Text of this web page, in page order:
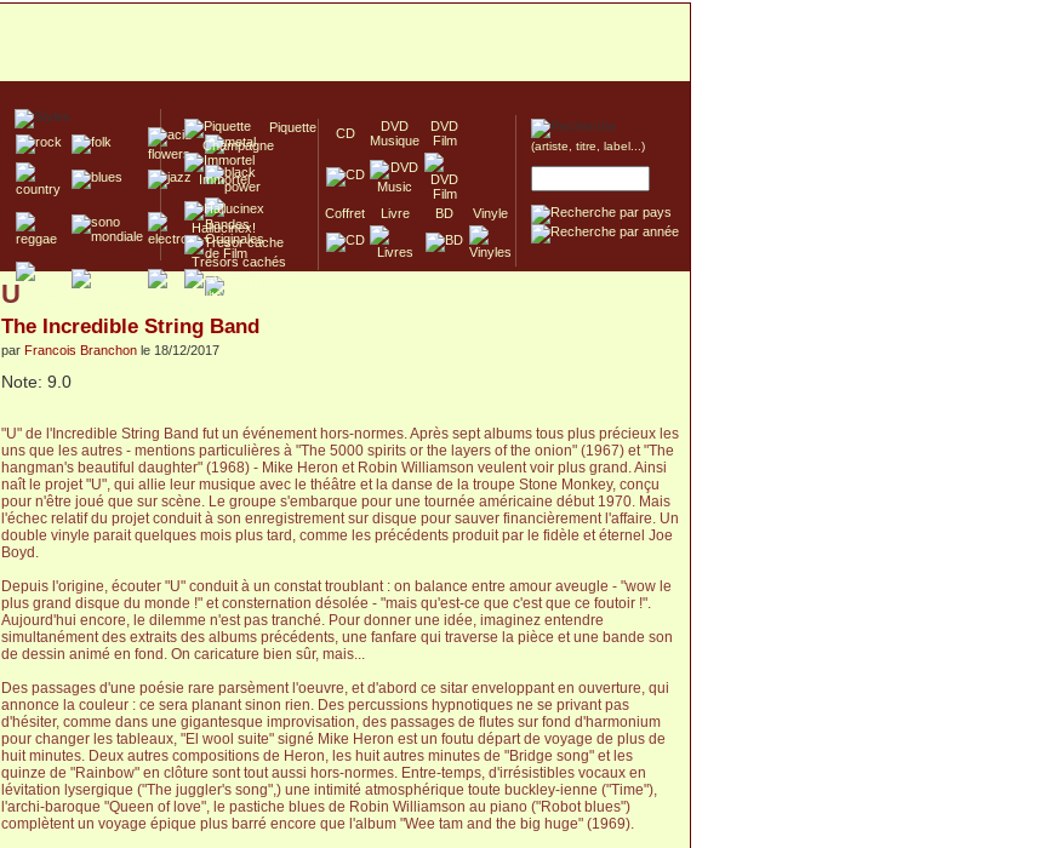
Piquette
Champagne
Immortel
Hallucinex!
Trésors cachés
Culte/Collector
CD
DVD
Musique
DVD
Film
Coffret Livre BD Vinyle
(artiste, titre, label...)
U
The Incredible String Band
par Francois Branchon le 18/12/2017
Note: 9.0
"U" de l'Incredible String Band fut un événement hors-normes. Après sept albums tous plus précieux les
uns que les autres - mentions particulières à "The 5000 spirits or the layers of the onion" (1967) et "The
hangman's beautiful daughter" (1968) - Mike Heron et Robin Williamson veulent voir plus grand. Ainsi
naît le projet "U", qui allie leur musique avec le théâtre et la danse de la troupe Stone Monkey, conçu
pour n'être joué que sur scène. Le groupe s'embarque pour une tournée américaine début 1970. Mais
l'échec relatif du projet conduit à son enregistrement sur disque pour sauver financièrement l'affaire. Un
double vinyle parait quelques mois plus tard, comme les précédents produit par le fidèle et éternel Joe
Boyd.
Depuis l'origine, écouter "U" conduit à un constat troublant : on balance entre amour aveugle - "wow le
plus grand disque du monde !" et consternation désolée - "mais qu'est-ce que c'est que ce foutoir !".
Aujourd'hui encore, le dilemme n'est pas tranché. Pour donner une idée, imaginez entendre
simultanément des extraits des albums précédents, une fanfare qui traverse la pièce et une bande son
de dessin animé en fond. On caricature bien sûr, mais...
Des passages d'une poésie rare parsèment l'oeuvre, et d'abord ce sitar enveloppant en ouverture, qui
annonce la couleur : ce sera planant sinon rien. Des percussions hypnotiques ne se privant pas
d'hésiter, comme dans une gigantesque improvisation, des passages de flutes sur fond d'harmonium
pour changer les tableaux, "El wool suite" signé Mike Heron est un foutu départ de voyage de plus de
huit minutes. Deux autres compositions de Heron, les huit autres minutes de "Bridge song" et les
quinze de "Rainbow" en clôture sont tout aussi hors-normes. Entre-temps, d'irrésistibles vocaux en
lévitation lysergique ("The juggler's song",) une intimité atmosphérique toute buckley-ienne ("Time"),
l'archi-baroque "Queen of love", le pastiche blues de Robin Williamson au piano ("Robot blues")
complètent un voyage épique plus barré encore que l'album "Wee tam and the big huge" (1969).